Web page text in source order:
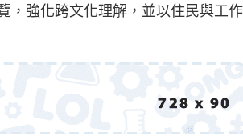
，強化跨文化理解，並以住民與工